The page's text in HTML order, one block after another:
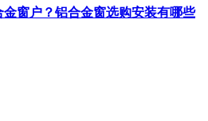
窗户？铝合金窗选购安装有哪些